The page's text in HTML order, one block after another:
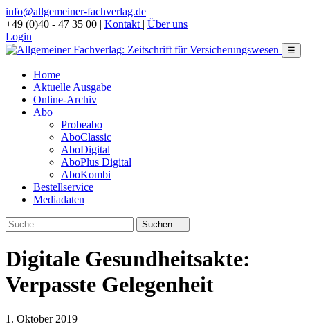
info@allgemeiner-fachverlag.de
+49 (0)40 - 47 35 00 | Kontakt | Über uns
Login
☰
Home
Aktuelle Ausgabe
Online-Archiv
Abo
Probeabo
AboClassic
AboDigital
AboPlus Digital
AboKombi
Bestellservice
Mediadaten
Digitale Gesundheitsakte:
Verpasste Gelegenheit
1. Oktober 2019